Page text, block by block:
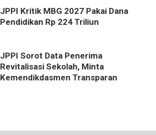
JPPI Kritik MBG 2027 Pakai Dana
Pendidikan Rp 224 Triliun
JPPI Sorot Data Penerima
Revitalisasi Sekolah, Minta
Kemendikdasmen Transparan